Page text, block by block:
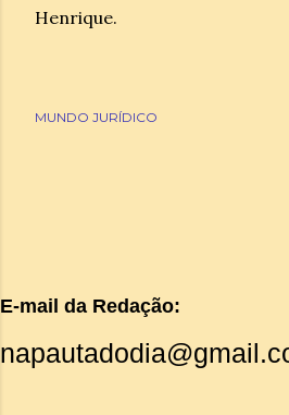
Henrique.
MUNDO JURÍDICO
E-mail da Redação: